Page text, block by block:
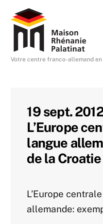
content
Votre centre franco-allemand
19 sept.
L’Europe
langue
de la Croatie
L’Europe
allemande: